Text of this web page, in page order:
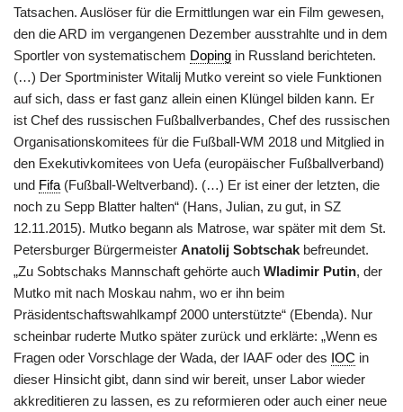
Tatsachen. Auslöser für die Ermittlungen war ein Film gewesen,
den die ARD im vergangenen Dezember ausstrahlte und in dem
Sportler von systematischem Doping in Russland berichteten.
(…) Der Sportminister Witalij Mutko vereint so viele Funktionen
auf sich, dass er fast ganz allein einen Klüngel bilden kann. Er
ist Chef des russischen Fußballverbandes, Chef des russischen
Organisationskomitees für die Fußball-WM 2018 und Mitglied in
den Exekutivkomitees von Uefa (europäischer Fußballverband)
und Fifa (Fußball-Weltverband). (…) Er ist einer der letzten, die
noch zu Sepp Blatter halten“ (Hans, Julian, zu gut, in SZ
12.11.2015). Mutko begann als Matrose, war später mit dem St.
Petersburger Bürgermeister Anatolij Sobtschak befreundet.
„Zu Sobtschaks Mannschaft gehörte auch Wladimir Putin, der
Mutko mit nach Moskau nahm, wo er ihn beim
Präsidentschaftswahlkampf 2000 unterstützte“ (Ebenda). Nur
scheinbar ruderte Mutko später zurück und erklärte: „Wenn es
Fragen oder Vorschlage der Wada, der IAAF oder des IOC in
dieser Hinsicht gibt, dann sind wir bereit, unser Labor wieder
akkreditieren zu lassen, es zu reformieren oder auch einer neue